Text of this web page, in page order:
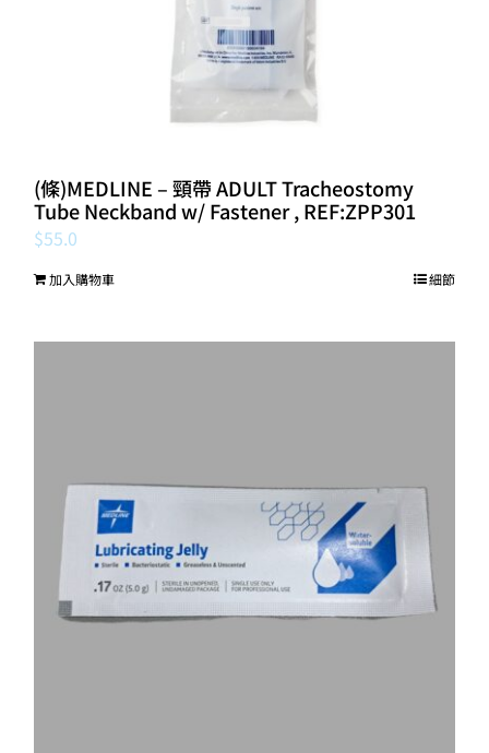
(條)MEDLINE – 頸帶 ADULT Tracheostomy
Tube Neckband w/ Fastener , REF:ZPP301
$55.0
加入購物車 細節